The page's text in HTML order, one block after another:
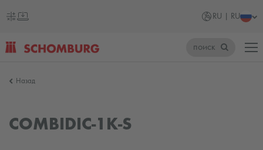
RU | RU
поиск
Назад
COMBIDIC-1K-S